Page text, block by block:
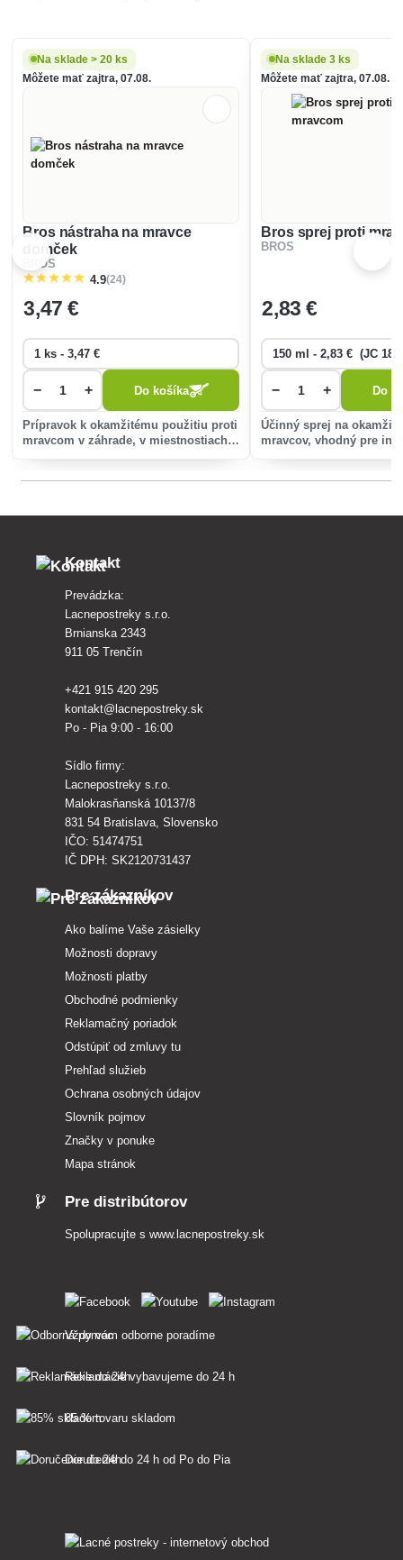
Na sklade > 20 ks
Môžete mať zajtra, 07.08.
Bros nástraha na mravce
domček
BROS
4.9(24)
3,47 €
− + Do košíka
Prípravok k okamžitému použitiu proti
mravcom v záhrade, v miestnostiach a
Na sklade 3 ks
Môžete mať zajtra, 07.08.
Bros sprej proti
BROS
2,83 €
− + Do
Účinný sprej na
mravcov, vhodný pre
Kontakt
Prevádzka:
Lacnepostreky s.r.o.
Brnianska 2343
911 05 Trenčín
+421 915 420 295
kontakt@lacnepostreky.sk
Po - Pia 9:00 - 16:00
Sídlo firmy:
Lacnepostreky s.r.o.
Malokrasňanská 10137/8
831 54 Bratislava, Slovensko
IČO: 51474751
IČ DPH: SK2120731437
Pre zákazníkov
Ako balíme Vaše zásielky
Možnosti dopravy
Možnosti platby
Obchodné podmienky
Reklamačný poriadok
Odstúpiť od zmluvy tu
Prehľad služieb
Ochrana osobných údajov
Slovník pojmov
Značky v ponuke
Mapa stránok
Pre distribútorov
Spolupracujte s www.lacnepostreky.sk
Vždy vám odborne poradíme
Reklamácie vybavujeme do 24 h
85 % tovaru skladom
Doručenie do 24 h od Po do Pia